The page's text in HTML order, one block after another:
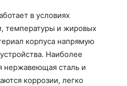
в условиях
температуры и жировых
корпуса напрямую
Наиболее
нержавеющая сталь и
коррозии, легко